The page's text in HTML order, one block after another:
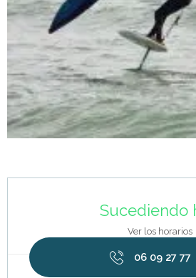
Sucediendo
Ver los horarios
06 09 27 77